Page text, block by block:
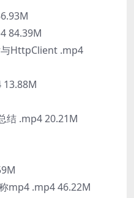
84.39M
HttpClient .mp4
.mp4 20.21M
mp4 .mp4 46.22M